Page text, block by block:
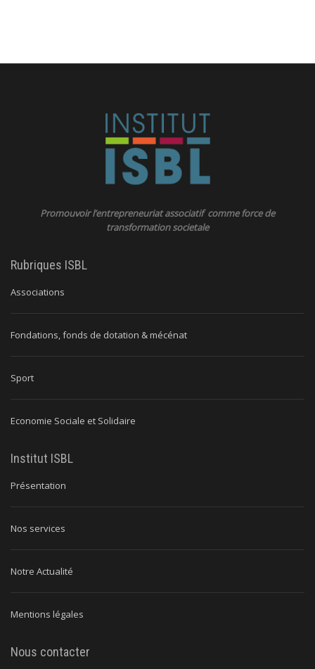
Promouvoir l’entrepreneuriat associatif comme force de
transformation societale
Rubriques ISBL
Associations
Fondations, fonds de dotation & mécénat
Sport
Economie Sociale et Solidaire
Institut ISBL
Présentation
Nos services
Notre Actualité
Mentions légales
Nous contacter